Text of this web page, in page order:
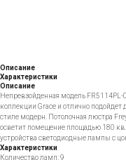
Описание
Характеристики
Описание
Непревзойденная модель FR5114PL-
коллекции Grace и отлично подойдет
стиле модерн. Потолочная люстра
осветит помещение площадью 180
устройства светодиодные лампы с
Характеристики
Количество ламп: 9